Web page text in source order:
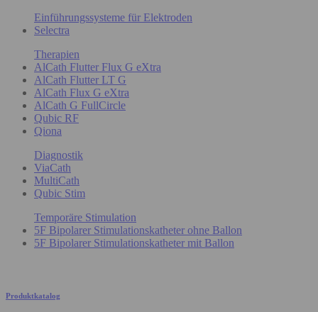
Einführungssysteme für Elektroden
Selectra
Therapien
AlCath Flutter Flux G eXtra
AlCath Flutter LT G
AlCath Flux G eXtra
AlCath G FullCircle
Qubic RF
Qiona
Diagnostik
ViaCath
MultiCath
Qubic Stim
Temporäre Stimulation
5F Bipolarer Stimulationskatheter ohne Ballon
5F Bipolarer Stimulationskatheter mit Ballon
Produktkatalog